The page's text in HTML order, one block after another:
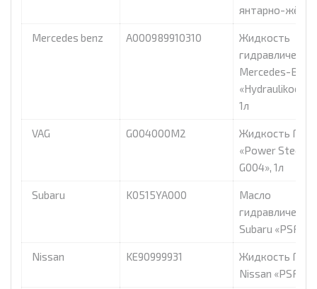
янтарно-
Mercedes benz A000989910310
Жидкость
Mercedes-Benz
«Hydraulikoel
1л
VAG G004000M2
Жидкость ГУР
«Power
G004», 1л
Subaru K0515YA000
Масло
Subaru «PSF
Nissan KE90999931
Жидкость ГУР
Nissan «PSF», 1л